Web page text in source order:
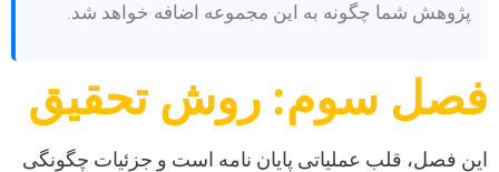
پژوهش شما چگونه به این مجموعه اضافه خواهد شد.
فصل سوم: روش تحقیق
این فصل، قلب عملیاتی پایان نامه است و جزئیات چگونگی